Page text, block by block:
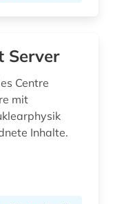
Server
Centre
Inhalte.